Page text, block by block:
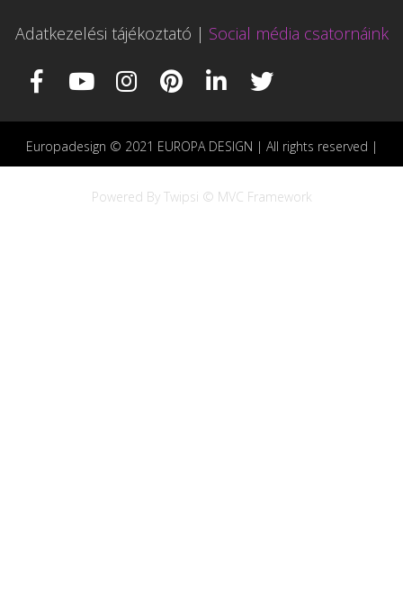
Adatkezelési tájékoztató | Social média csatornáink
Europadesign © 2021 EUROPA DESIGN | All rights reserved |
Powered By Twipsi © MVC Framework